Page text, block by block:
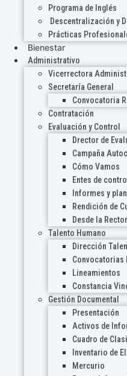
Programa de Inglés
Descentralización y
Prácticas
Bienestar
Administrativo
Vicerrectora
Secretaría General
Convocatoria
Contratación
Evaluación y Control
Drector de
Campaña
Cómo Vamos
Entes de control
Informes y
Rendición de
Desde la
Talento Humano
Dirección
Convocatorias
Lineamientos
Constancia
Gestión Documental
Presentación
Activos de
Cuadro de
Inventario de
Mercurio